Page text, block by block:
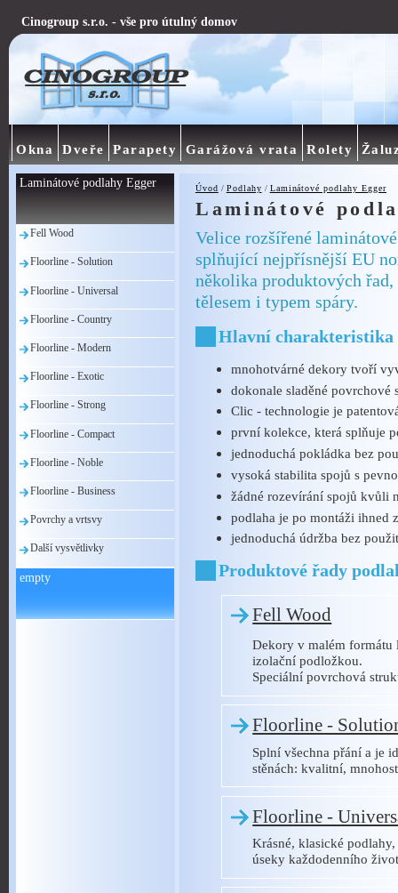
Úvod / Podlahy / Laminátové podlahy Egger
Laminátové
Velice rozšířené
splňující nejpřísnější EU
několika produktových
tělesem i typem spáry.
Hlavní charakteristika
mnohotvárné dekory tvoří
dokonale sladěné
Clic - technologie je
první kolekce, která splňuje
jednoduchá pokládka bez
vysoká stabilita spojů s
žádné rozevírání spojů kvůli
podlaha je po montáži ihned
jednoduchá údržba bez
Produktové řady
Fell Wood
Dekory v malém formátu
izolační podložkou.
Speciální povrchová
Floorline -
Splní všechna přání a je
stěnách: kvalitní,
Floorline -
Krásné, klasické
úseky každodenního
Laminátové podlahy Egger
Fell Wood
Floorline - Solution
Floorline - Universal
Floorline - Country
Floorline - Modern
Floorline - Exotic
Floorline - Strong
Floorline - Compact
Floorline - Noble
Floorline - Business
Povrchy a vrtsvy
Další vysvětlivky
empty
Cinogroup s.r.o. - vše pro útulný domov
Okna Dveře Parapety Garážová vrata Rolety